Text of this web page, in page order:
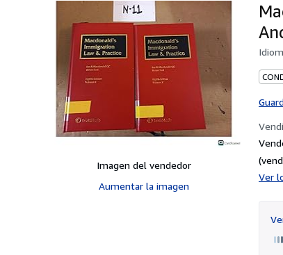
Imagen del vendedor
Aumentar la imagen
Ver